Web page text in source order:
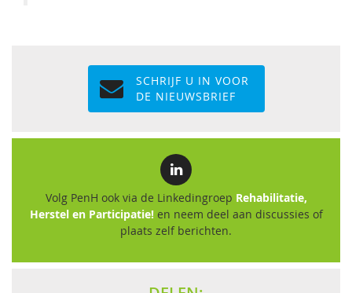
SCHRIJF U IN VOOR
DE NIEUWSBRIEF
Volg PenH ook via de Linkedingroep Rehabilitatie,
Herstel en Participatie!en neem deel aan discussies of
plaats zelf berichten.